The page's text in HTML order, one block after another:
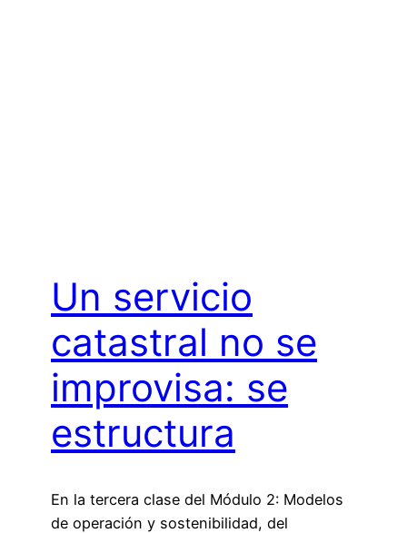
Un servicio
catastral no se
improvisa: se
estructura
En la tercera clase del Módulo 2: Modelos
de operación y sostenibilidad, del